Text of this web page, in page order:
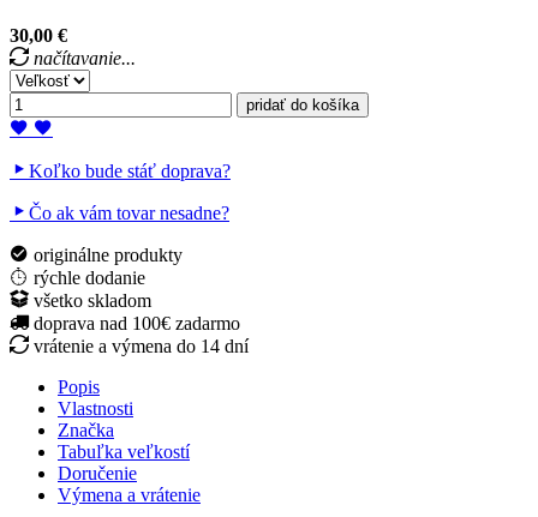
30,00 €
načítavanie...
pridať do košíka
Koľko bude stáť doprava?
Čo ak vám tovar nesadne?
originálne produkty
rýchle dodanie
všetko skladom
doprava nad 100€ zadarmo
vrátenie a výmena do 14 dní
Popis
Vlastnosti
Značka
Tabuľka veľkostí
Doručenie
Výmena a vrátenie